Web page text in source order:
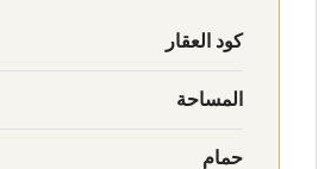
كود العقار
المساحة
حمام